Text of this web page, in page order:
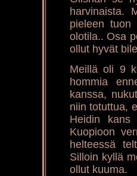
harvinaista.
pieleen
olotila.. Osa
ollut hyvät
Meillä oli 9
hommia
kanssa,
niin totuttua,
Heidin
Kuopioon
helteessä
Silloin kyllä
ollut kuuma.